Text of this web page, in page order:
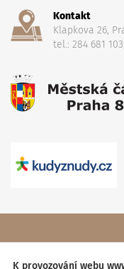
Kontakt
Klapkova 26,
tel.: 284 681
K provozování webu